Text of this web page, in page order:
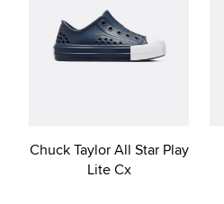
Chuck Taylor All Star Play
Lite Cx